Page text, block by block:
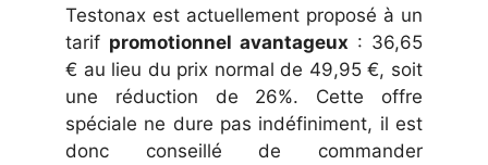
Testonax est actuellement proposé à un
tarif promotionnel avantageux : 36,65
€ au lieu du prix normal de 49,95 €, soit
une réduction de 26%. Cette offre
spéciale ne dure pas indéfiniment, il est
donc conseillé de commander